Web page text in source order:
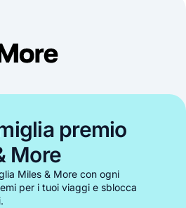
premio
More
Miles & More con ogni
per i tuoi viaggi e sblocca